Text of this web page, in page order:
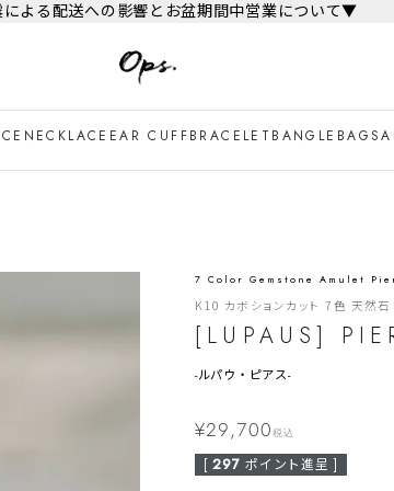
による配送への影響とお盆期間中営業について▼
NECKLACE EAR CUFFBRACELET BANGLE BAG
7 Color Gemstone Amulet
K10 カボションカット 7色 天然石
[LUPAUS]
-ルパウ・ピアス-
¥29,700税込
[ 297 ポイント進呈 ]